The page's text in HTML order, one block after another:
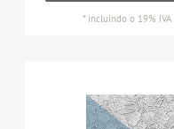
* incluindo o 19% IVA